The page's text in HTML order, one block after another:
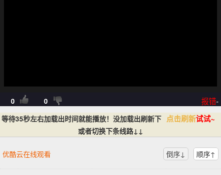
0 0 报错-
等待35秒左右加载出时间就能播放！没加载出刷新下 点击刷新试试~
或者切换下条线路↓↓
优酷云在线观看 倒序↓ 顺序↑